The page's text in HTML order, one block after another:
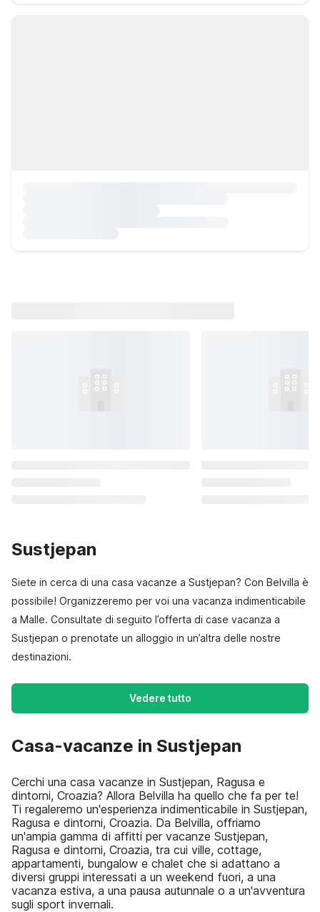
Sustjepan
Siete in cerca di una casa vacanze a Sustjepan? Con Belvilla è
possibile! Organizzeremo per voi una vacanza indimenticabile
a Malle. Consultate di seguito l’offerta di case vacanza a
Sustjepan o prenotate un alloggio in un’altra delle nostre
destinazioni.
Vedere tutto
Casa-vacanze in Sustjepan
Cerchi una casa vacanze in Sustjepan, Ragusa e
dintorni, Croazia? Allora Belvilla ha quello che fa per te!
Ti regaleremo un'esperienza indimenticabile in Sustjepan,
Ragusa e dintorni, Croazia. Da Belvilla, offriamo
un'ampia gamma di affitti per vacanze Sustjepan,
Ragusa e dintorni, Croazia, tra cui ville, cottage,
appartamenti, bungalow e chalet che si adattano a
diversi gruppi interessati a un weekend fuori, a una
vacanza estiva, a una pausa autunnale o a un'avventura
sugli sport invernali.